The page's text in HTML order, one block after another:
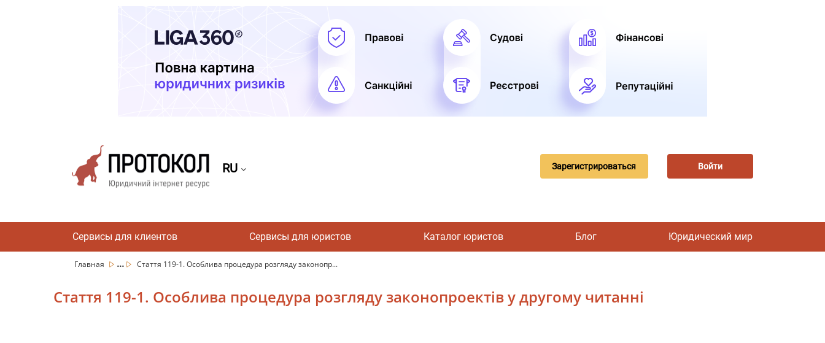
RU Зарегистрироваться Войти
Сервисы для клиентов Сервисы для юристов Каталог юристов Блог Юридический мир
Главная ... Стаття 119-1. Особлива процедура розгляду законопр...
Стаття 119-1. Особлива процедура розгляду законопроектів у другому читанні